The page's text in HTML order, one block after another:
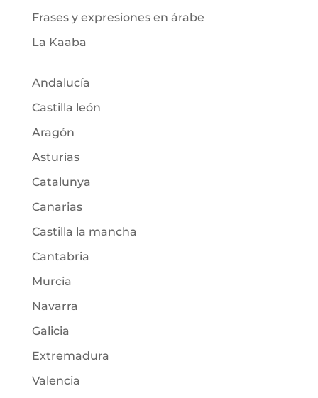
Frases y expresiones en árabe
La Kaaba
Andalucía
Castilla león
Aragón
Asturias
Catalunya
Canarias
Castilla la mancha
Cantabria
Murcia
Navarra
Galicia
Extremadura
Valencia